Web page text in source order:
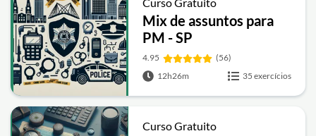
Mix de assuntos para
PM - SP
4.95
(56)
12h26m
35 exercícios
Curso Gratuito